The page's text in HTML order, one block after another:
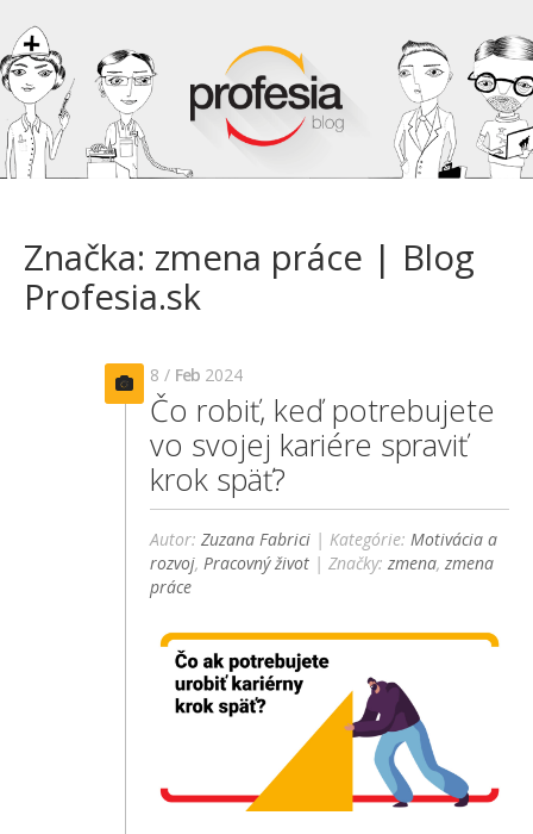
Značka: zmena práce | Blog
Profesia.sk
8 / Feb 2024
Čo robiť, keď potrebujete
vo svojej kariére spraviť
krok späť?
Autor:Zuzana Fabrici | Kategórie:Motivácia a
rozvoj,Pracovný život | Značky:zmena,zmena
práce